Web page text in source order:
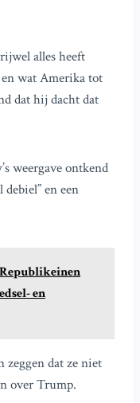
alles heeft
wat Amerika tot
dat hij dacht dat
weergave ontkend
en een
en
zeggen dat ze niet
over Trump.